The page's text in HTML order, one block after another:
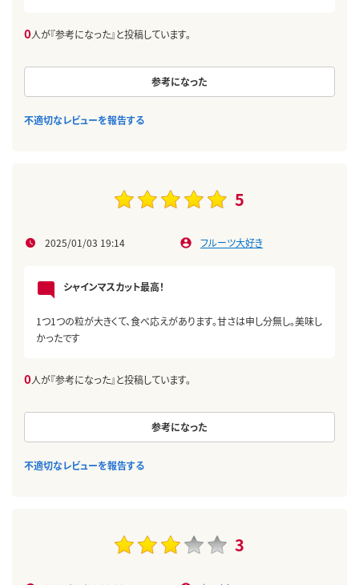
0人が『参考になった』と投稿しています。
参考になった
不適切なレビューを報告する
5
2025/01/03 19:14 フルーツ大好き
シャインマスカット最高！
1つ1つの粒が大きくて、食べ応えがあります。甘さは申し分無し。美味し
かったです
0人が『参考になった』と投稿しています。
参考になった
不適切なレビューを報告する
3